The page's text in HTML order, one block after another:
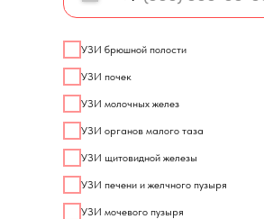
УЗИ брюшной полости
УЗИ почек
УЗИ молочных желез
УЗИ органов малого таза
УЗИ щитовидной железы
УЗИ печени и желчного пузыря
УЗИ мочевого пузыря